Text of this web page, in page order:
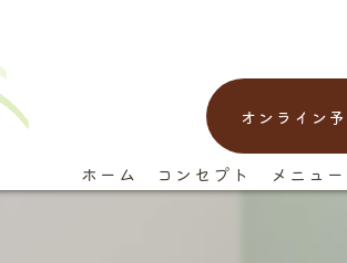
オンライン
ホーム コンセプト メニュー